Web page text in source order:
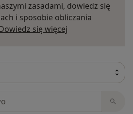
zasadami, dowiedz się
i sposobie obliczania
się więcej